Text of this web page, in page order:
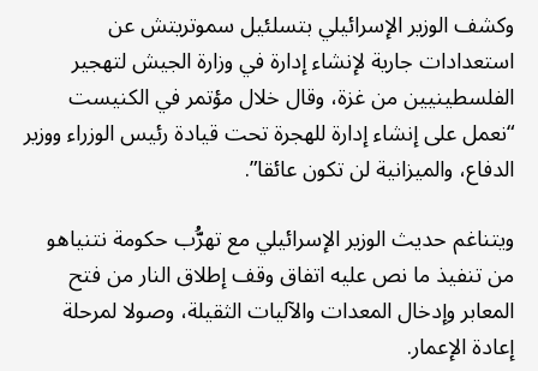
وكشف الوزير الإسرائيلي بتسلئيل سموتريتش‏ عن
استعدادات جارية لإنشاء إدارة في وزارة الجيش لتهجير
الفلسطينيين من غزة‏، وقال خلال مؤتمر في الكنيست‏
“نعمل على إنشاء إدارة للهجرة تحت قيادة رئيس الوزراء‏ ووزير
الدفاع، والميزانية لن تكون عائقا”.
ويتناغم حديث الوزير الإسرائيلي مع تهرُّب حكومة نتنياهو
من تنفيذ ما نص عليه اتفاق وقف إطلاق النار من فتح
المعابر وإدخال المعدات والآليات الثقيلة، وصولا لمرحلة
إعادة الإعمار.